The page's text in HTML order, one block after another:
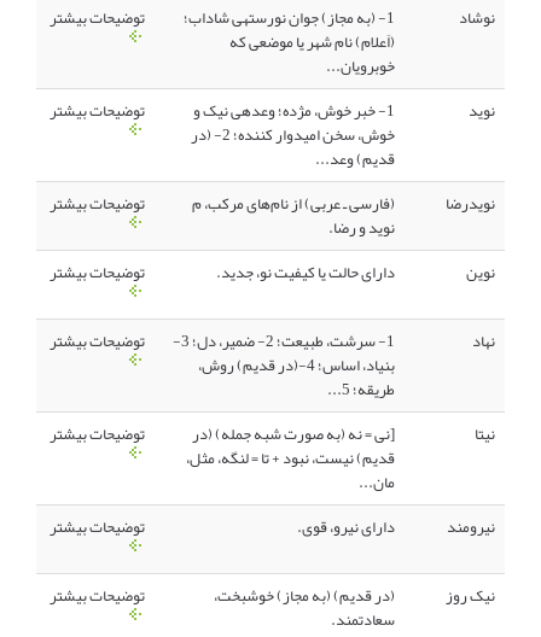
نوشاد 1- (به مجاز) جوان نورستهی شاداب؛
(اَعلام) نام شهر یا موضعی که
خوبرویان...
توضیحات بیشتر
نوید 1- خبر خوش، مژده؛ وعدهی نیک و
خوش، سخن امیدوار کننده؛ 2- (در
قدیم) وعد...
توضیحات بیشتر
نویدرضا (فارسی ـ عربی) از نام‌های مرکب، م
نوید و رضا.
توضیحات بیشتر
نوین دارای حالت یا کیفیت نو، جدید. توضیحات بیشتر
نهاد 1- سرشت، طبیعت؛ 2- ضمیر، دل؛ 3-
بنیاد، اساس؛ 4-(در قدیم) روش،
طریقه؛ 5...
توضیحات بیشتر
نیتا [نی = نه (به صورت شبه جمله) (در
قدیم) نیست، نبود + تا = لنگه، مثل،
مان...
توضیحات بیشتر
نیرومند دارای نیرو، قوی. توضیحات بیشتر
نیک روز (در قدیم) (به مجاز) خوشبخت،
سعادتمند.
توضیحات بیشتر